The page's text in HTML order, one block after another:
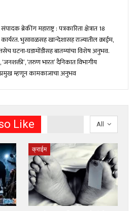
ब्रेकींग महाराष्ट्र : पत्रकारिता क्षेत्रात 18
कार्यरत. भुसावळसह खान्देशासह राज्यातील क्राईम,
घटना-घडामोंडीसह बातम्यांचा विशेष अनुभव.
‘तरुण भारत’ दैनिकात विभागीय
म्हणून कामकाजाचा अनुभव
All
Like
क्राईम